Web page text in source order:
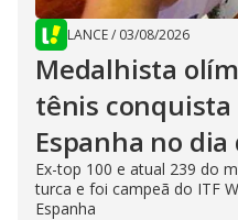
LANCE/ 03/08/2026
Medalhista
tênis
Espanha no
Ex-top 100 e atual 239 do
turca e foi campeã do ITF
Espanha